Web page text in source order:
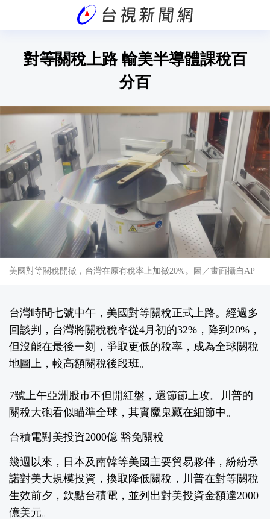
對等關稅上路 輸美半導體課稅百
分百
美國對等關稅開徵，台灣在原有稅率上加徵20%。圖／畫面攝自AP
台灣時間七號中午，美國對等關稅正式上路。經過多
回談判，台灣將關稅稅率從4月初的32%，降到20%，
但沒能在最後一刻，爭取更低的稅率，成為全球關稅
地圖上，較高額關稅後段班。
7號上午亞洲股市不但開紅盤，還節節上攻。川普的
關稅大砲看似瞄準全球，其實魔鬼藏在細節中。
台積電對美投資2000億 豁免關稅
幾週以來，日本及南韓等美國主要貿易夥伴，紛紛承
諾對美大規模投資，換取降低關稅，川普在對等關稅
生效前夕，欽點台積電，並列出對美投資金額達2000
億美元。